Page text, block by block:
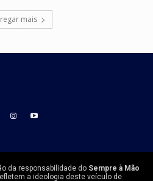
mais
da responsabilidade do Sempre à Mão
a ideologia deste veículo de